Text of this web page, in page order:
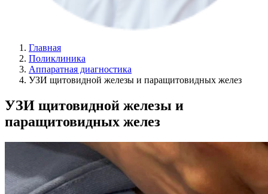
Главная
Поликлиника
Аппаратная диагностика
УЗИ щитовидной железы и паращитовидных желез
УЗИ щитовидной железы и
паращитовидных желез